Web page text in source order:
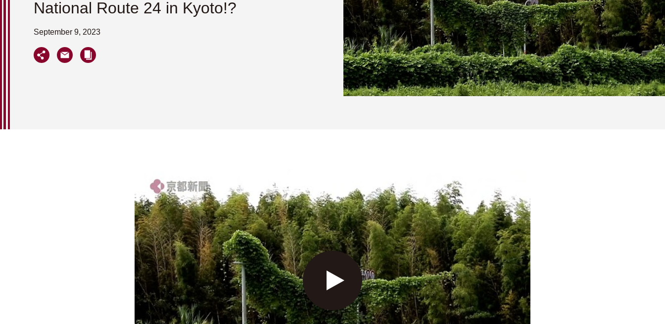
National Route 24 in Kyoto!?
September 9, 2023